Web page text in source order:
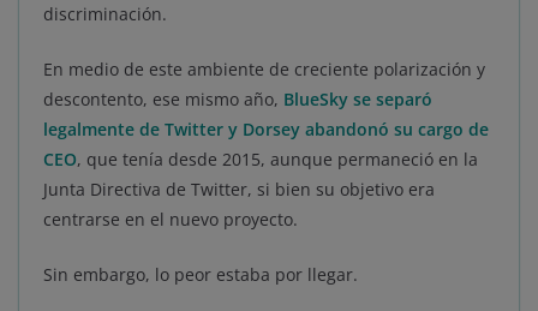
discriminación.
En medio de este ambiente de creciente polarización y
descontento, ese mismo año, BlueSky se separó
legalmente de Twitter y Dorsey abandonó su cargo de
CEO, que tenía desde 2015, aunque permaneció en la
Junta Directiva de Twitter, si bien su objetivo era
centrarse en el nuevo proyecto.
Sin embargo, lo peor estaba por llegar.